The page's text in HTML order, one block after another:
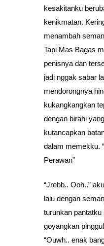
kesakitanku
kenikmatan.
menambah
Tapi Mas Bagas
penisnya dan
jadi nggak sabar
mendorongnya
kukangkangkan
dengan birahi
kutancapkan
dalam memekku.
Perawan”
“Jrebb.. Ooh..”
lalu dengan
turunkan
goyangkan
“Ouwh.. enak